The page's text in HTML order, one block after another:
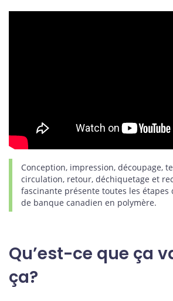
Conception, impression, découpage,
circulation, retour, déchiquetage et
fascinante présente toutes les étapes
de banque canadien en polymère.
Qu’est-ce que ça
ça?